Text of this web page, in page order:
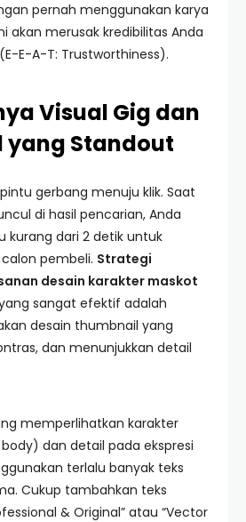
pernah menggunakan karya
akan merusak kredibilitas Anda
E-A-T: Trustworthiness).
Visual Gig dan
yang Standout
gerbang menuju klik. Saat
di hasil pencarian, Anda
kurang dari 2 detik untuk
pembeli. Strategi
desain karakter maskot
sangat efektif adalah
desain thumbnail yang
dan menunjukkan detail
memperlihatkan karakter
dan detail pada ekspresi
terlalu banyak teks
Cukup tambahkan teks
& Original” atau “Vector